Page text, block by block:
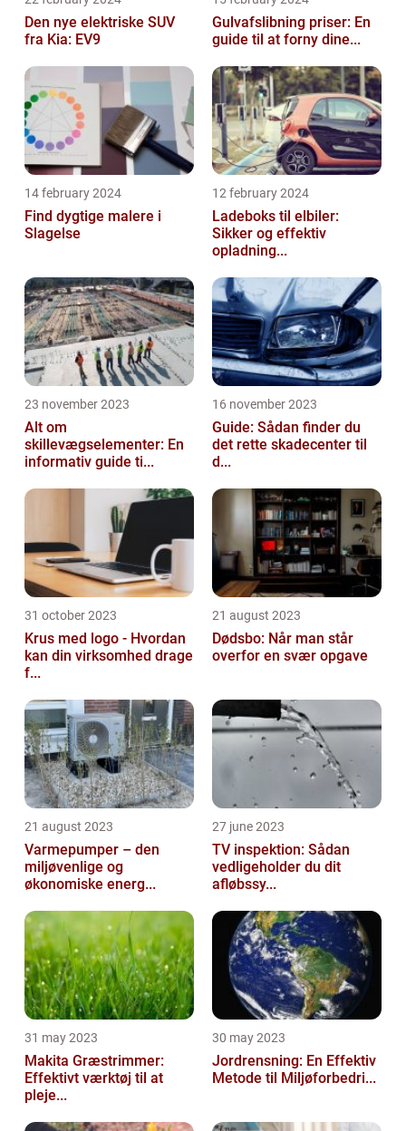
Den nye elektriske SUV
fra Kia: EV9
Gulvafslibning priser: En
guide til at forny dine...
14 february 2024
Find dygtige malere i
Slagelse
12 february 2024
Ladeboks til elbiler:
Sikker og effektiv
opladning...
23 november 2023
Alt om
skillevægselementer: En
informativ guide ti...
16 november 2023
Guide: Sådan finder du
det rette skadecenter til
d...
31 october 2023
Krus med logo - Hvordan
kan din virksomhed drage
f...
21 august 2023
Dødsbo: Når man står
overfor en svær opgave
21 august 2023
Varmepumper – den
miljøvenlige og
økonomiske energ...
27 june 2023
TV inspektion: Sådan
vedligeholder du dit
afløbssy...
31 may 2023
Makita Græstrimmer:
Effektivt værktøj til at
pleje...
30 may 2023
Jordrensning: En Effektiv
Metode til Miljøforbedri...